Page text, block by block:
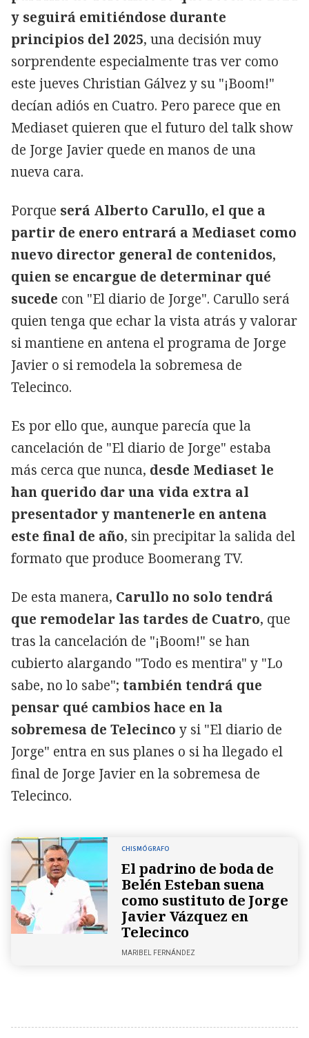
y seguirá emitiéndose durante
principios del 2025, una decisión muy
sorprendente especialmente tras ver como
este jueves Christian Gálvez y su "¡Boom!"
decían adiós en Cuatro. Pero parece que en
Mediaset quieren que el futuro del talk show
de Jorge Javier quede en manos de una
nueva cara.
Porque será Alberto Carullo, el que a
partir de enero entrará a Mediaset como
nuevo director general de contenidos,
quien se encargue de determinar qué
sucede con "El diario de Jorge". Carullo será
quien tenga que echar la vista atrás y valorar
si mantiene en antena el programa de Jorge
Javier o si remodela la sobremesa de
Telecinco.
Es por ello que, aunque parecía que la
cancelación de "El diario de Jorge" estaba
más cerca que nunca, desde Mediaset le
han querido dar una vida extra al
presentador y mantenerle en antena
este final de año, sin precipitar la salida del
formato que produce Boomerang TV.
De esta manera, Carullo no solo tendrá
que remodelar las tardes de Cuatro, que
tras la cancelación de "¡Boom!" se han
cubierto alargando "Todo es mentira" y "Lo
sabe, no lo sabe"; también tendrá que
pensar qué cambios hace en la
sobremesa de Telecinco y si "El diario de
Jorge" entra en sus planes o si ha llegado el
final de Jorge Javier en la sobremesa de
Telecinco.
CHISMÓGRAFO
El padrino de boda de
Belén Esteban suena
como sustituto de Jorge
Javier Vázquez en
Telecinco
MARIBEL FERNÁNDEZ